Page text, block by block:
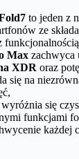
to jeden z
ze
Max
XDR oraz
się na
wyróżnia się
funkcjami